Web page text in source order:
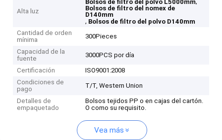
Alta luz
Bolsos de filtro del polvo L5000mm
Bolsos de filtro del nomex de
D140mm
, Bolsos de filtro del polvo D140mm
Cantidad de orden
mínima
300Pieces
Capacidad de la
fuente
3000PCS por día
Certificación
ISO9001:2008
Condiciones de
pago
T/T, Western Union
Detalles de
empaquetado
Bolsos tejidos PP o en cajas del cartón.
O como su requisito.
Vea más